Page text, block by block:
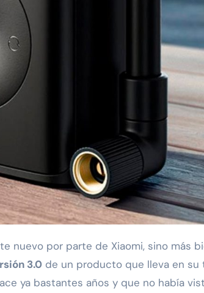
nuevo por parte de Xiaomi, sino más
3.0 de un producto que lleva en su
ya bastantes años y que no había